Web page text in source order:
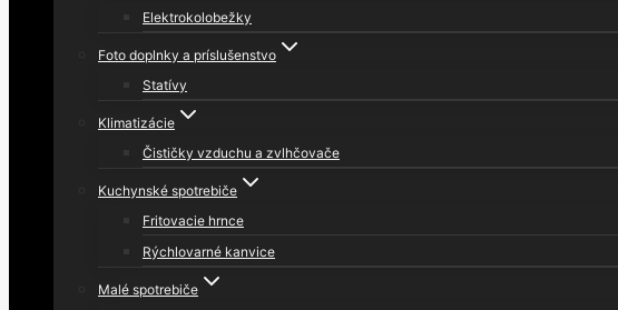
Elektrokolobežky
Foto doplnky a príslušenstvo
Statívy
Klimatizácie
Čističky vzduchu a zvlhčovače
Kuchynské spotrebiče
Fritovacie hrnce
Rýchlovarné kanvice
Malé spotrebiče